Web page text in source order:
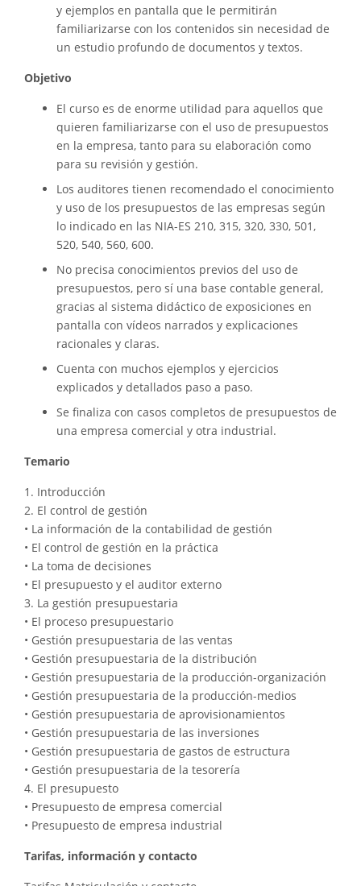
y ejemplos en pantalla que le permitirán
familiarizarse con los contenidos sin necesidad de
un estudio profundo de documentos y textos.
Objetivo
El curso es de enorme utilidad para aquellos que
quieren familiarizarse con el uso de presupuestos
en la empresa, tanto para su elaboración como
para su revisión y gestión.
Los auditores tienen recomendado el conocimiento
y uso de los presupuestos de las empresas según
lo indicado en las NIA-ES 210, 315, 320, 330, 501,
520, 540, 560, 600.
No precisa conocimientos previos del uso de
presupuestos, pero sí una base contable general,
gracias al sistema didáctico de exposiciones en
pantalla con vídeos narrados y explicaciones
racionales y claras.
Cuenta con muchos ejemplos y ejercicios
explicados y detallados paso a paso.
Se finaliza con casos completos de presupuestos de
una empresa comercial y otra industrial.
Temario
1. Introducción
2. El control de gestión
• La información de la contabilidad de gestión
• El control de gestión en la práctica
• La toma de decisiones
• El presupuesto y el auditor externo
3. La gestión presupuestaria
• El proceso presupuestario
• Gestión presupuestaria de las ventas
• Gestión presupuestaria de la distribución
• Gestión presupuestaria de la producción-organización
• Gestión presupuestaria de la producción-medios
• Gestión presupuestaria de aprovisionamientos
• Gestión presupuestaria de las inversiones
• Gestión presupuestaria de gastos de estructura
• Gestión presupuestaria de la tesorería
4. El presupuesto
• Presupuesto de empresa comercial
• Presupuesto de empresa industrial
Tarifas, información y contacto